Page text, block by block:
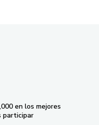
en los mejores
participar